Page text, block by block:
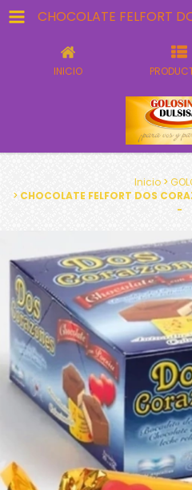
INICIO
Inicio >
> CHOCOLATE FELFORT DOS
-